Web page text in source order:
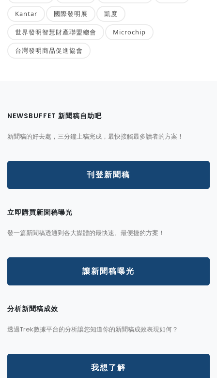
Kantar 國際發明展 凱度
世界發明智慧財產聯盟總會 Microchip
台灣發明商品促進協會
NEWSBUFFET 新聞稿自助吧
新聞稿的好去處，三分鐘上稿完成，最快接觸最多讀者的方案！
刊登新聞稿
立即購買新聞稿曝光
發一篇新聞稿透通到各大媒體的最快速、最便捷的方案！
讓新聞稿曝光
分析新聞稿成效
透過Trek數據平台的分析讓您知道你的新聞稿成效表現如何？
我想了解